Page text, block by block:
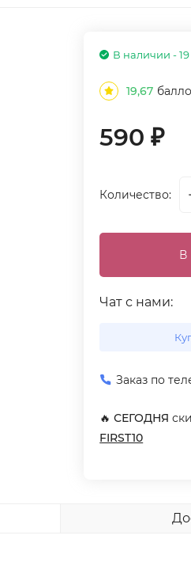
В наличии -
19,67
590₽
Количество:
В
Чат с нами:
Заказ по
🔥СЕГОДНЯ
FIRST10